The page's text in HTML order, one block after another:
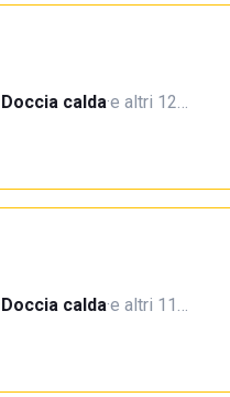
Doccia calda·e altri 12…
Doccia calda·e altri 11…